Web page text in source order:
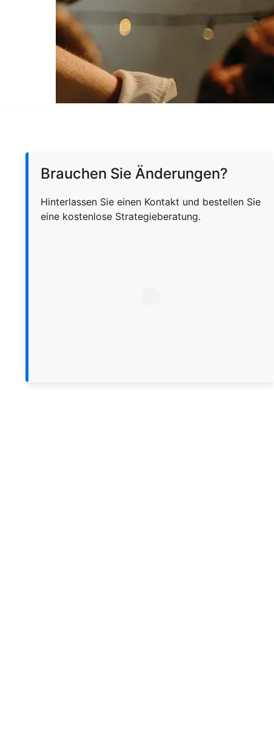
Brauchen Sie Änderungen?
Hinterlassen Sie einen Kontakt und bestellen Sie
eine kostenlose Strategieberatung.